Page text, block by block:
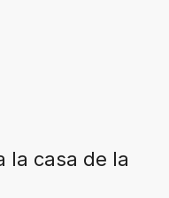
la casa de la